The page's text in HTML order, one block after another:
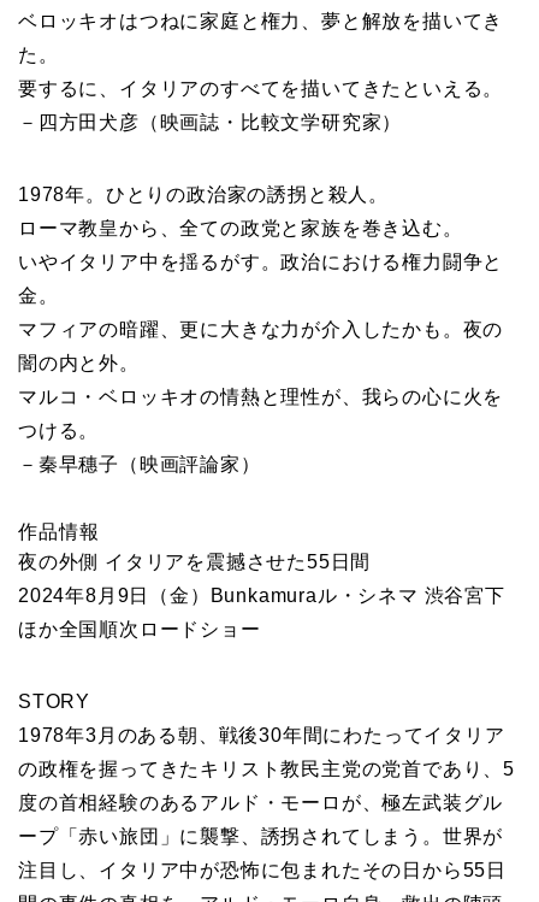
ベロッキオはつねに家庭と権力、夢と解放を描いてき
た。
要するに、イタリアのすべてを描いてきたといえる。
－四方田犬彦（映画誌・比較文学研究家）
1978年。ひとりの政治家の誘拐と殺人。
ローマ教皇から、全ての政党と家族を巻き込む。
いやイタリア中を揺るがす。政治における権力闘争と
金。
マフィアの暗躍、更に大きな力が介入したかも。夜の
闇の内と外。
マルコ・ベロッキオの情熱と理性が、我らの心に火を
つける。
－秦早穗子（映画評論家）
作品情報
夜の外側 イタリアを震撼させた55日間
2024年8月9日（金）Bunkamuraル・シネマ 渋谷宮下
ほか全国順次ロードショー
STORY
1978年3月のある朝、戦後30年間にわたってイタリア
の政権を握ってきたキリスト教民主党の党首であり、5
度の首相経験のあるアルド・モーロが、極左武装グル
ープ「赤い旅団」に襲撃、誘拐されてしまう。世界が
注目し、イタリア中が恐怖に包まれたその日から55日